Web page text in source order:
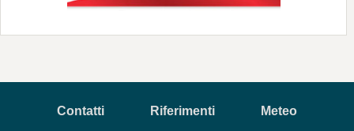
Contatti Riferimenti Meteo